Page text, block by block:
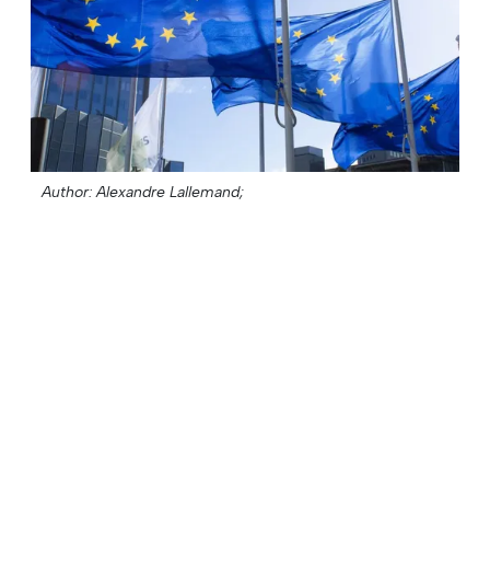
Author: Alexandre Lallemand;